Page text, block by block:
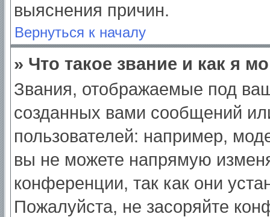
выяснения причин.
Вернуться к началу
» Что такое звание и как я
Звания, отображаемые под
созданных вами сообщений
пользователей: например,
вы не можете напрямую
конференции, так как они
Пожалуйста, не засоряйте